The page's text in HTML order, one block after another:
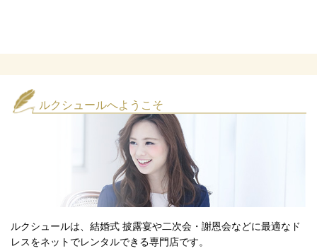
ルクシュールへようこそ
ルクシュールは、結婚式 披露宴や二次会・謝恩会などに最適なド
レスをネットでレンタルできる専門店です。